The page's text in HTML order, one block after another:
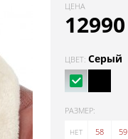
ЦЕНА
12990
ЦВЕТ: Серый
РАЗМЕР:
57
58 59